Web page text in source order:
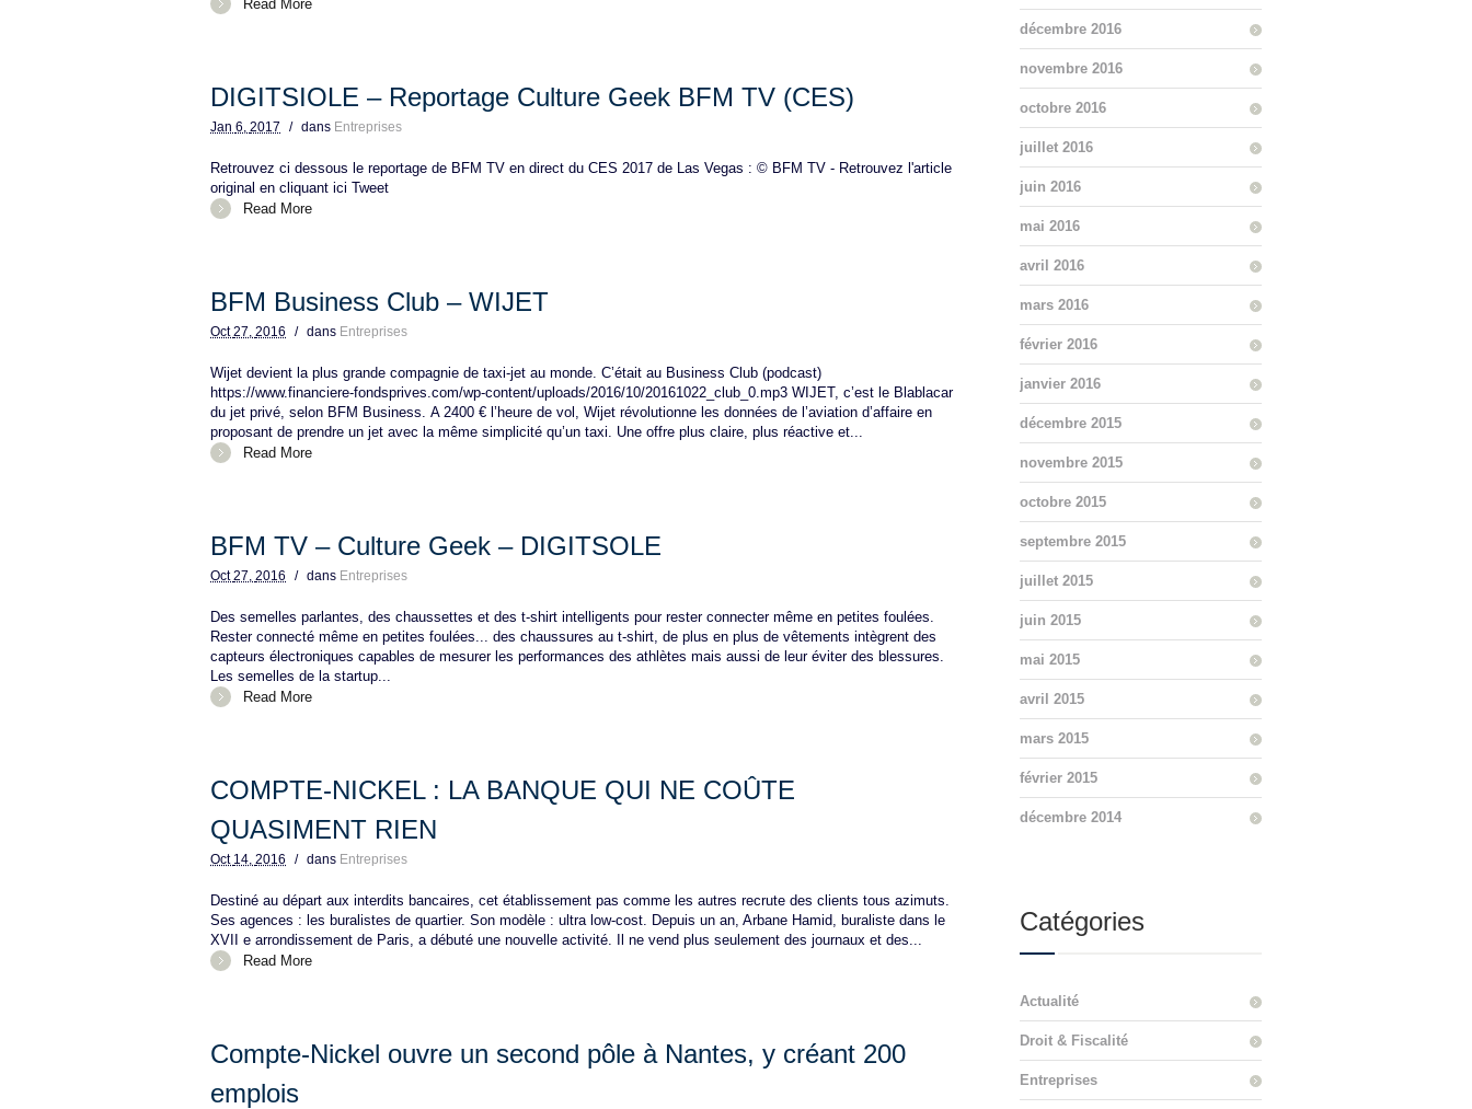
Read More
DIGITSIOLE – Reportage Culture Geek BFM TV (CES)
Jan 6, 2017 / dans Entreprises
Retrouvez ci dessous le reportage de BFM TV en direct du CES 2017 de Las Vegas : © BFM TV - Retrouvez l'article
original en cliquant ici Tweet
Read More
BFM Business Club – WIJET
Oct27, 2016 / dans Entreprises
Wijet devient la plus grande compagnie de taxi-jet au monde. C’était au Business Club (podcast)
https://www.financiere-fondsprives.com/wp-content/uploads/2016/10/20161022_club_0.mp3 WIJET, c’est le Blablacar
du jet privé, selon BFM Business. A 2400 € l’heure de vol, Wijet révolutionne les données de l’aviation d’affaire en
proposant de prendre un jet avec la même simplicité qu’un taxi. Une offre plus claire, plus réactive et...
Read More
BFM TV – Culture Geek – DIGITSOLE
Oct27, 2016 / dans Entreprises
Des semelles parlantes, des chaussettes et des t-shirt intelligents pour rester connecter même en petites foulées.
Rester connecté même en petites foulées... des chaussures au t-shirt, de plus en plus de vêtements intègrent des
capteurs électroniques capables de mesurer les performances des athlètes mais aussi de leur éviter des blessures.
Les semelles de la startup...
Read More
COMPTE-NICKEL : LA BANQUE QUI NE COÛTE
QUASIMENT RIEN
Oct 14, 2016 / dans Entreprises
Destiné au départ aux interdits bancaires, cet établissement pas comme les autres recrute des clients tous azimuts.
Ses agences : les buralistes de quartier. Son modèle : ultra low-cost. Depuis un an, Arbane Hamid, buraliste dans le
XVII e arrondissement de Paris, a débuté une nouvelle activité. Il ne vend plus seulement des journaux et des...
Read More
Compte-Nickel ouvre un second pôle à Nantes, y créant 200
emplois
décembre 2016
novembre 2016
octobre 2016
juillet 2016
juin 2016
mai 2016
avril 2016
mars 2016
février 2016
janvier 2016
décembre 2015
novembre 2015
octobre 2015
septembre 2015
juillet 2015
juin 2015
mai 2015
avril 2015
mars 2015
février 2015
décembre 2014
Catégories
Actualité
Droit & Fiscalité
Entreprises